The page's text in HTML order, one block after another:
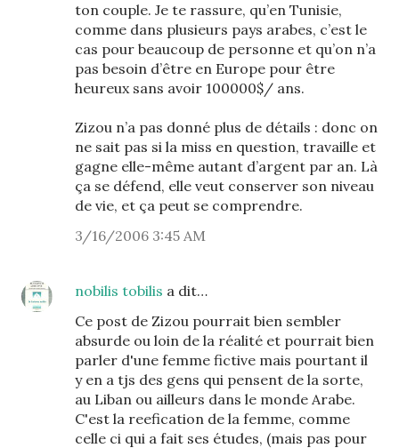
ton couple. Je te rassure, qu’en Tunisie,
comme dans plusieurs pays arabes, c’est le
cas pour beaucoup de personne et qu’on n’a
pas besoin d’être en Europe pour être
heureux sans avoir 100000$/ ans.
Zizou n’a pas donné plus de détails : donc on
ne sait pas si la miss en question, travaille et
gagne elle-même autant d’argent par an. Là
ça se défend, elle veut conserver son niveau
de vie, et ça peut se comprendre.
3/16/2006 3:45 AM
nobilis tobilis a dit…
Ce post de Zizou pourrait bien sembler
absurde ou loin de la réalité et pourrait bien
parler d'une femme fictive mais pourtant il
y en a tjs des gens qui pensent de la sorte,
au Liban ou ailleurs dans le monde Arabe.
C'est la reefication de la femme, comme
celle ci qui a fait ses études, (mais pas pour